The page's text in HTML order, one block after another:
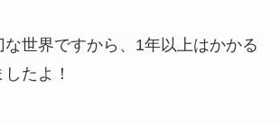
な世界ですから、1年以上はかかる
たよ！